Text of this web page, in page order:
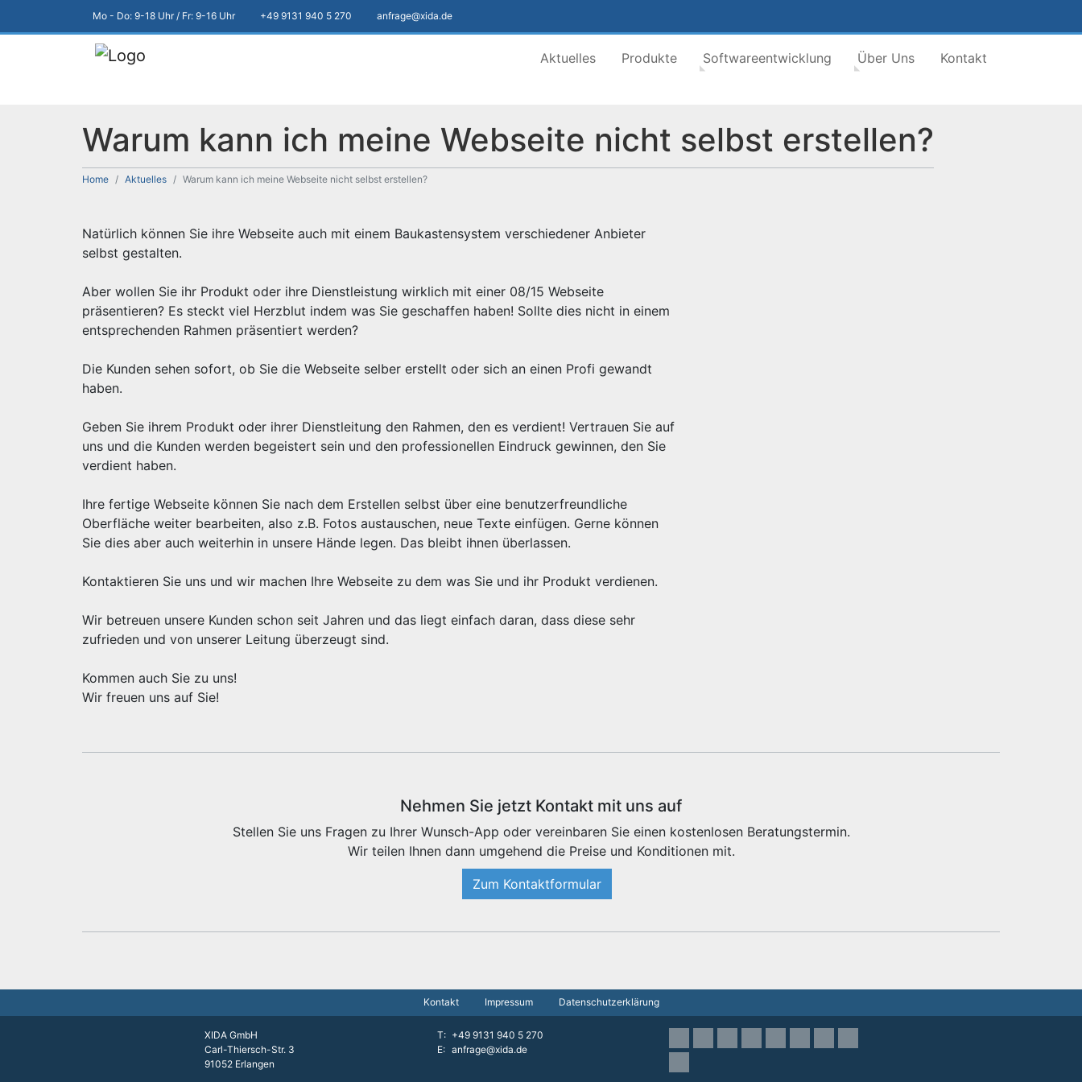
Mo - Do: 9-18 Uhr / Fr: 9-16 Uhr +49 9131 940 5 270 anfrage@xida.de
Aktuelles Produkte Softwareentwicklung Über Uns Kontakt
Warum kann ich meine Webseite nicht selbst erstellen?
Home Aktuelles Warum kann ich meine Webseite nicht selbst erstellen?
Natürlich können Sie ihre Webseite auch mit einem Baukastensystem verschiedener Anbieter
selbst gestalten.
Aber wollen Sie ihr Produkt oder ihre Dienstleistung wirklich mit einer 08/15 Webseite
präsentieren? Es steckt viel Herzblut indem was Sie geschaffen haben! Sollte dies nicht in einem
entsprechenden Rahmen präsentiert werden?
Die Kunden sehen sofort, ob Sie die Webseite selber erstellt oder sich an einen Profi gewandt
haben.
Geben Sie ihrem Produkt oder ihrer Dienstleitung den Rahmen, den es verdient! Vertrauen Sie auf
uns und die Kunden werden begeistert sein und den professionellen Eindruck gewinnen, den Sie
verdient haben.
Ihre fertige Webseite können Sie nach dem Erstellen selbst über eine benutzerfreundliche
Oberfläche weiter bearbeiten, also z.B. Fotos austauschen, neue Texte einfügen. Gerne können
Sie dies aber auch weiterhin in unsere Hände legen. Das bleibt ihnen überlassen.
Kontaktieren Sie uns und wir machen Ihre Webseite zu dem was Sie und ihr Produkt verdienen.
Wir betreuen unsere Kunden schon seit Jahren und das liegt einfach daran, dass diese sehr
zufrieden und von unserer Leitung überzeugt sind.
Kommen auch Sie zu uns!
Wir freuen uns auf Sie!
Nehmen Sie jetzt Kontakt mit uns auf
Stellen Sie uns Fragen zu Ihrer Wunsch-App oder vereinbaren Sie einen kostenlosen Beratungstermin.
Wir teilen Ihnen dann umgehend die Preise und Konditionen mit.
Zum Kontaktformular
Kontakt Impressum Datenschutzerklärung
XIDA GmbH
Carl-Thiersch-Str. 3
91052 Erlangen
T
+49 9131 940 5 270
E
anfrage@xida.de